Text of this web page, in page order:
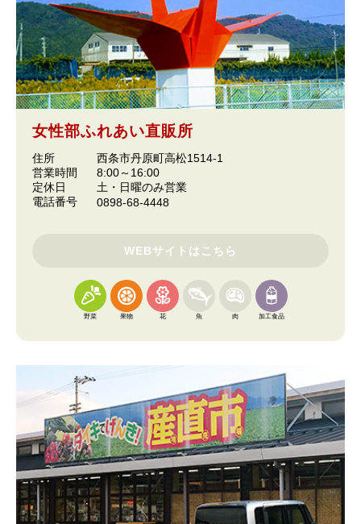
女性部ふれあい直販所
住所
西条市丹原町高松1514-1
営業時間
8:00～16:00
定休日
土・日曜のみ営業
電話番号
0898-68-4448
WEBサイトはこちら
野菜 果物 花 魚 肉 加工食品